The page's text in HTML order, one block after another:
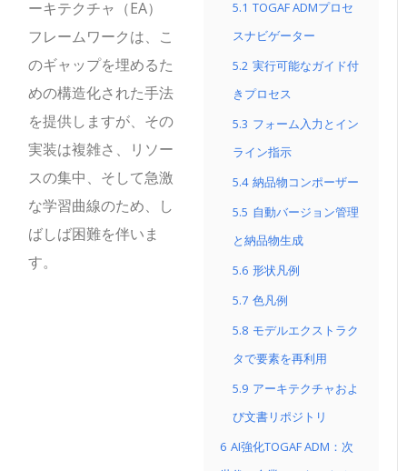
5.1 TOGAF ADMプロセ
スナビゲーター
5.2 実行可能なガイド付
きプロセス
5.3 フォーム入力とイン
ライン指示
5.4 納品物コンポーザー
5.5 自動バージョン管理
と納品物生成
5.6 形状凡例
5.7 色凡例
5.8 モデルエクストラク
タで要素を再利用
5.9 アーキテクチャおよ
び文書リポジトリ
6 AI強化TOGAF ADM：次
ーキテクチャ（EA）
フレームワークは、こ
のギャップを埋めるた
めの構造化された手法
を提供しますが、その
実装は複雑さ、リソー
スの集中、そして急激
な学習曲線のため、し
ばしば困難を伴いま
す。